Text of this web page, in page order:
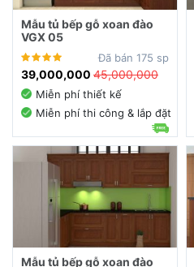
Mẫu tủ bếp gỗ xoan đào
VGX 05
Đã bán 175 sp
39,000,000 45,000,000
Miễn phí thiết kế
Miễn phí thi công & lắp đặt
Mẫu tủ bếp gỗ xoan đào